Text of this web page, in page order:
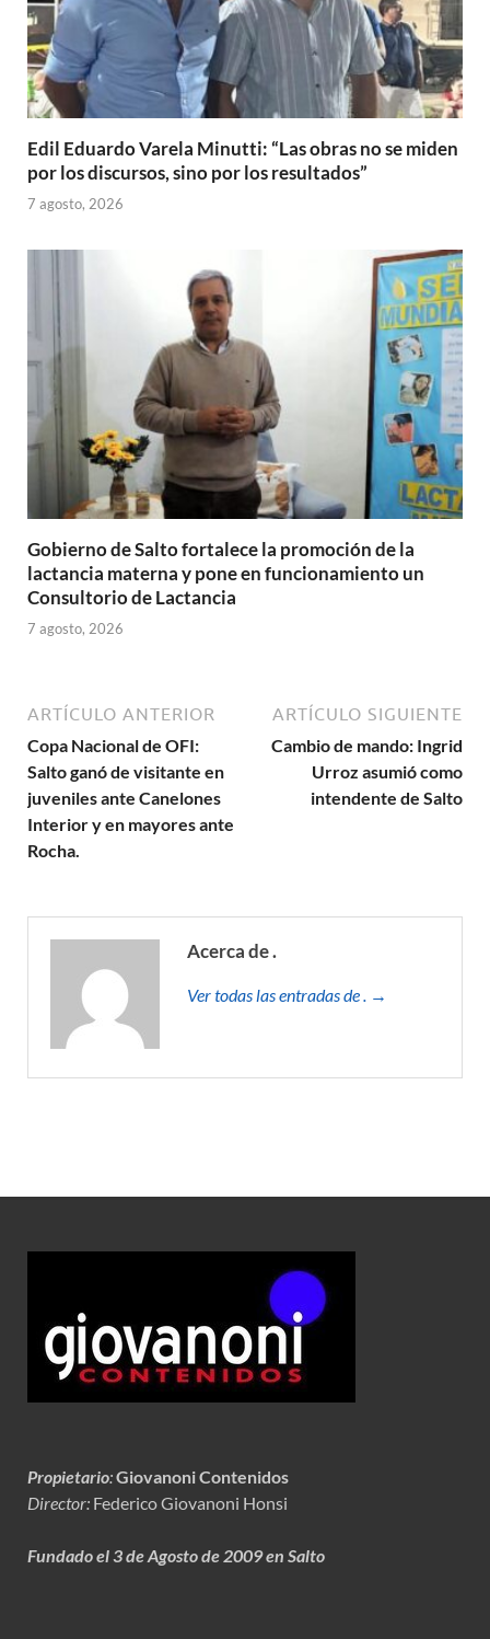
Edil Eduardo Varela Minutti: “Las obras no se miden
por los discursos, sino por los resultados”
7 agosto, 2026
Gobierno de Salto fortalece la promoción de la
lactancia materna y pone en funcionamiento un
Consultorio de Lactancia
7 agosto, 2026
ARTÍCULO ANTERIOR
Copa Nacional de OFI:
Salto ganó de visitante en
juveniles ante Canelones
Interior y en mayores ante
Rocha.
ARTÍCULO SIGUIENTE
Cambio de mando: Ingrid
Urroz asumió como
intendente de Salto
Acerca de .
Ver todas las entradas de . →
Propietario:Giovanoni Contenidos
Director: Federico Giovanoni Honsi
Fundado el 3 de Agosto de 2009 en Salto